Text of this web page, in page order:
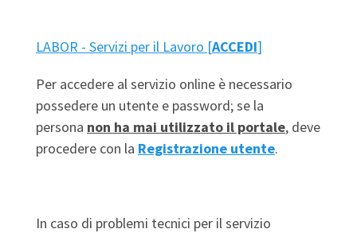
LABOR - Servizi per il Lavoro [ACCEDI]
Per accedere al servizio online è necessario
possedere un utente e password; se la
persona non ha mai utilizzato il portale, deve
procedere con la Registrazione utente.
In caso di problemi tecnici per il servizio